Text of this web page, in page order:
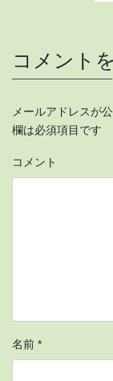
コメント
メールアドレスが
欄は必須項目です
コメント
名前 *